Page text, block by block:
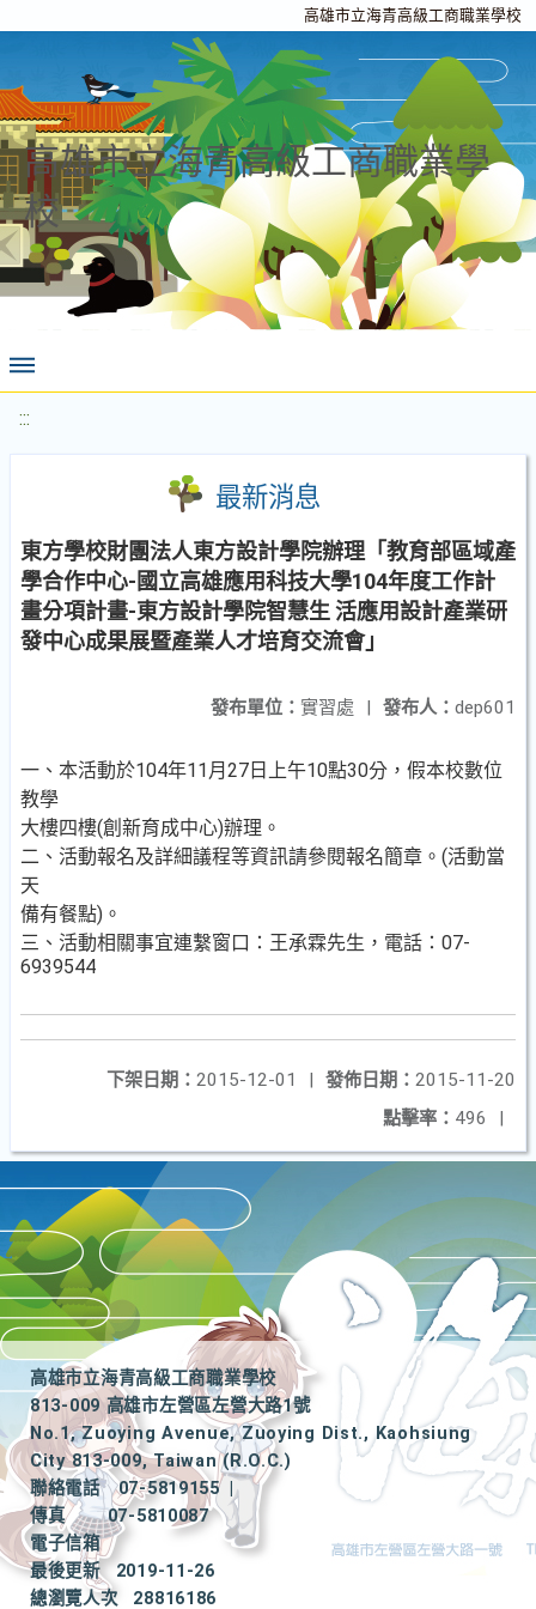
高雄市立海青高級工商職業學校
高雄市立海青高級工商職業學
校
:::
最新消息
東方學校財團法人東方設計學院辦理「教育部區域產
學合作中心-國立高雄應用科技大學104年度工作計
畫分項計畫-東方設計學院智慧生 活應用設計產業研
發中心成果展暨產業人才培育交流會」
發布人： dep601
發布單位： 實習處 |
一、本活動於104年11月27日上午10點30分，假本校數位
教學
大樓四樓(創新育成中心)辦理。
二、活動報名及詳細議程等資訊請參閱報名簡章。(活動當
天
備有餐點)。
三、活動相關事宜連繫窗口：王承霖先生，電話：07-
6939544
發佈日期： 2015-11-20
下架日期： 2015-12-01
|
點擊率： 496 |
高雄市立海青高級工商職業學校
813-009 高雄市左營區左營大路1號
No.1, Zuoying Avenue, Zuoying Dist., Kaohsiung
City 813-009, Taiwan (R.O.C.)
聯絡電話
07-5819155
|
傳真
07-5810087
電子信箱
最後更新
2019-11-26
總瀏覽人次
28816186